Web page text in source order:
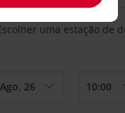
uma estação de